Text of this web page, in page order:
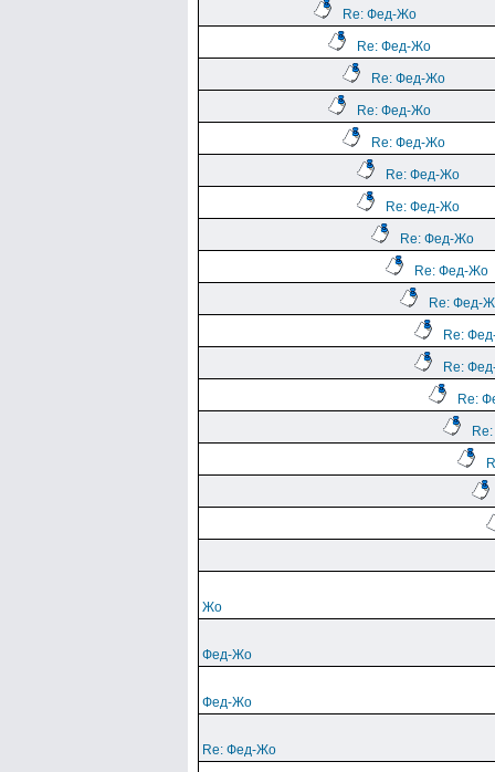
Re: Фед-Жо
Re: Фед-Жо
Re: Фед-Жо
Re: Фед-Жо
Re: Фед-Жо
Re: Фед-Жо
Re: Фед-Жо
Re: Фед-Жо
Re: Фед-Жо
Re: Фед-
Re:
Re:
Re:
Жо
Фед-Жо
Фед-Жо
Re: Фед-Жо